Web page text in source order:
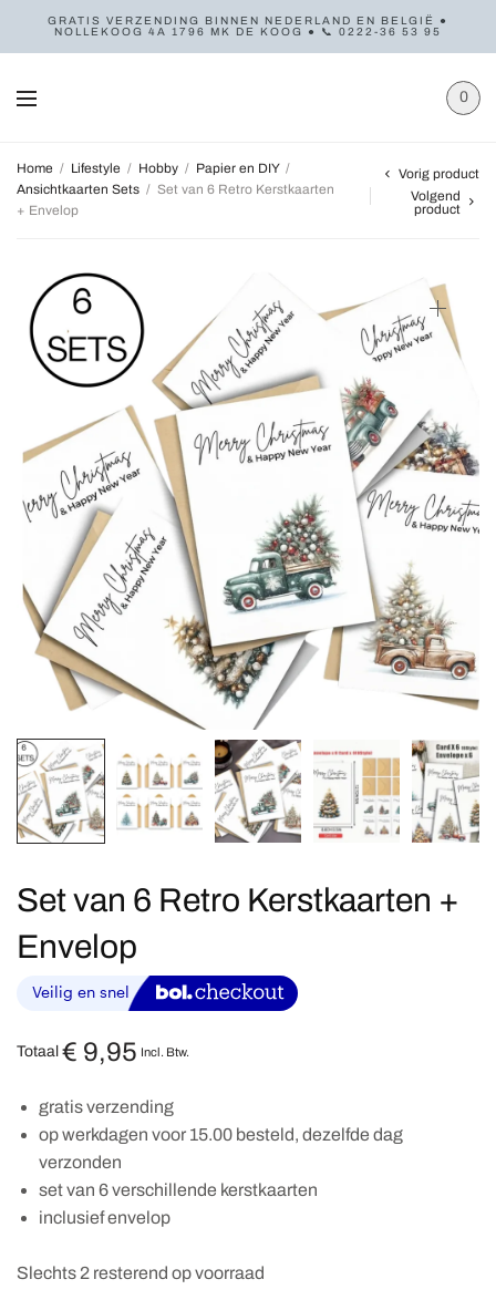
GRATIS VERZENDING BINNEN NEDERLAND EN BELGIË ●
NOLLEKOOG 4A 1796 MK DE KOOG ● 📞 0222-36 53 95
0
Home / Lifestyle / Hobby / Papier en DIY /
Ansichtkaarten Sets / Set van 6 Retro Kerstkaarten
+ Envelop
Vorig product
Volgend
product
Set van 6 Retro Kerstkaarten +
Envelop
Totaal € 9,95 Incl. Btw.
gratis verzending
op werkdagen voor 15.00 besteld, dezelfde dag
verzonden
set van 6 verschillende kerstkaarten
inclusief envelop
Slechts 2 resterend op voorraad